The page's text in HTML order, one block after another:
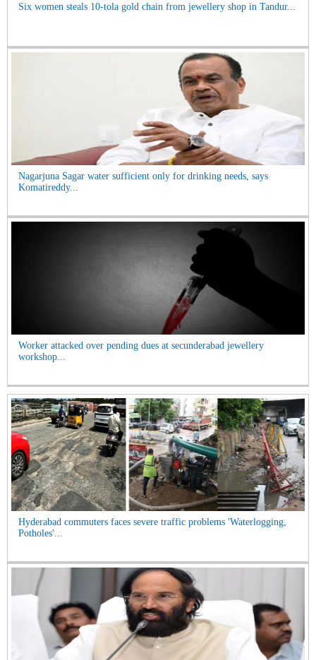
Six women steals 10-tola gold chain from jewellery shop in Tandur...
Nagarjuna Sagar water sufficient only for drinking needs, says
Komatireddy...
Worker attacked over pending dues at secunderabad jewellery
workshop...
Hyderabad commuters faces severe traffic problems 'Waterlogging,
Potholes'...